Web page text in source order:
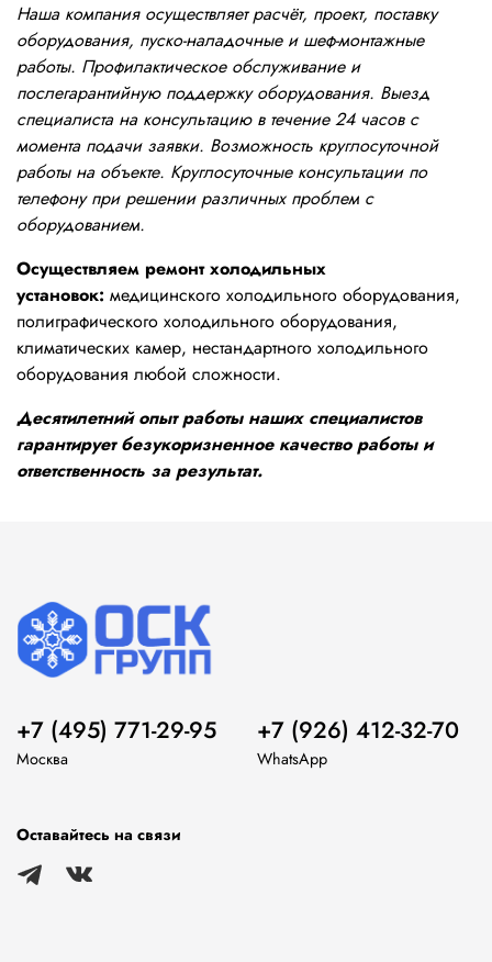
Наша компания осуществляет расчёт, проект, поставку
оборудования, пуско-наладочные и шеф-монтажные
работы. Профилактическое обслуживание и
послегарантийную поддержку оборудования. Выезд
специалиста на консультацию в течение 24 часов с
момента подачи заявки. Возможность круглосуточной
работы на объекте. Круглосуточные консультации по
телефону при решении различных проблем с
оборудованием.
Осуществляем ремонт холодильных
установок: медицинского холодильного оборудования,
полиграфического холодильного оборудования,
климатических камер, нестандартного холодильного
оборудования любой сложности.
Десятилетний опыт работы наших специалистов
гарантирует безукоризненное качество работы и
ответственность за результат.
+7 (495) 771-29-95
Москва
+7 (926) 412-32-70
WhatsApp
Оставайтесь на связи